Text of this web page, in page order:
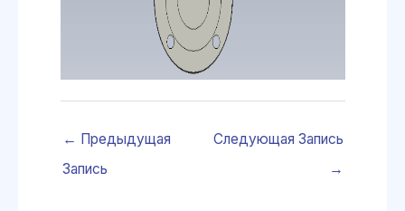
← Предыдущая
Запись
Следующая Запись
→